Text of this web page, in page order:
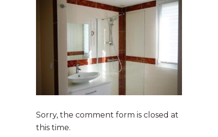
Sorry, the comment form is closed at
this time.